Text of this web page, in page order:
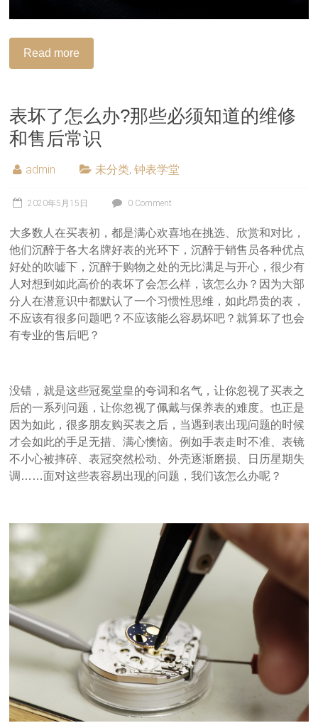
Read more
表坏了怎么办?那些必须知道的维修
和售后常识
admin 未分类,钟表学堂
2020年5月15日 0 Comment
大多数人在买表初，都是满心欢喜地在挑选、欣赏和对比，
他们沉醉于各大名牌好表的光环下，沉醉于销售员各种优点
好处的吹嘘下，沉醉于购物之处的无比满足与开心，很少有
人对想到如此高价的表坏了会怎么样，该怎么办？因为大部
分人在潜意识中都默认了一个习惯性思维，如此昂贵的表，
不应该有很多问题吧？不应该能么容易坏吧？就算坏了也会
有专业的售后吧？
没错，就是这些冠冕堂皇的夸词和名气，让你忽视了买表之
后的一系列问题，让你忽视了佩戴与保养表的难度。也正是
因为如此，很多朋友购买表之后，当遇到表出现问题的时候
才会如此的手足无措、满心懊恼。例如手表走时不准、表镜
不小心被摔碎、表冠突然松动、外壳逐渐磨损、日历星期失
调……面对这些表容易出现的问题，我们该怎么办呢？